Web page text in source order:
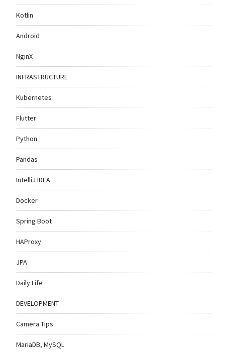
Kotlin
Android
NginX
INFRASTRUCTURE
Kubernetes
Flutter
Python
Pandas
IntelliJ IDEA
Docker
Spring Boot
HAProxy
JPA
Daily Life
DEVELOPMENT
Camera Tips
MariaDB, MySQL